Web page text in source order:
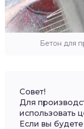
Бетон для
Совет!
Для
использовать
Если вы